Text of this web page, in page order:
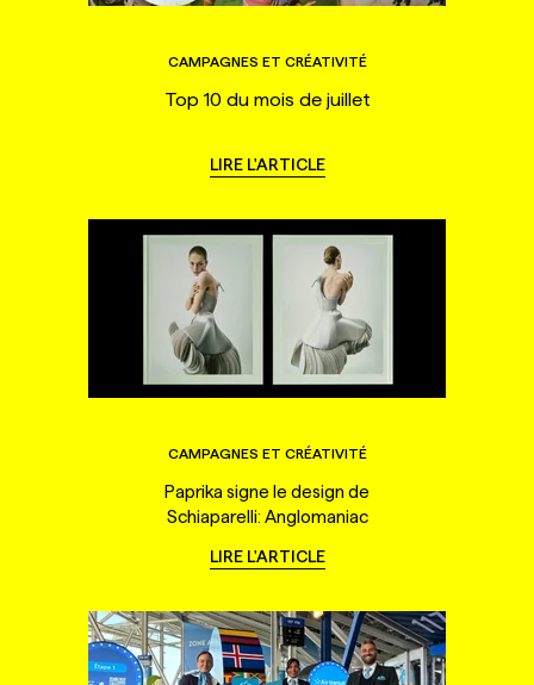
CAMPAGNES ET CRÉATIVITÉ
Top 10 du mois de juillet
LIRE L'ARTICLE
CAMPAGNES ET CRÉATIVITÉ
Paprika signe le design de
Schiaparelli: Anglomaniac
LIRE L'ARTICLE